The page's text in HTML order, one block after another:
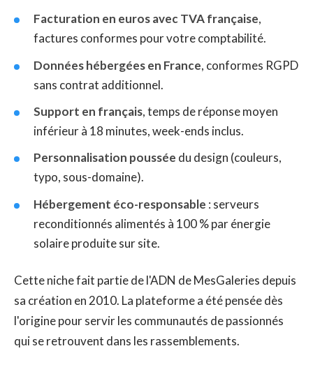
Facturation en euros avec TVA française,
factures conformes pour votre comptabilité.
Données hébergées en France, conformes RGPD
sans contrat additionnel.
Support en français, temps de réponse moyen
inférieur à 18 minutes, week-ends inclus.
Personnalisation poussée du design (couleurs,
typo, sous-domaine).
Hébergement éco-responsable : serveurs
reconditionnés alimentés à 100 % par énergie
solaire produite sur site.
Cette niche fait partie de l'ADN de MesGaleries depuis
sa création en 2010. La plateforme a été pensée dès
l'origine pour servir les communautés de passionnés
qui se retrouvent dans les rassemblements.